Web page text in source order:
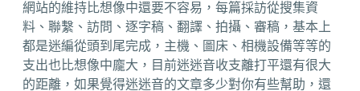
網站的維持比想像中還要不容易，每篇採訪從搜集資
料、聯繫、訪問、逐字稿、翻譯、拍攝、審稿，基本上
都是迷編從頭到尾完成，主機、圖床、相機設備等等的
支出也比想像中龐大，目前迷迷音收支離打平還有很大
的距離，如果覺得迷迷音的文章多少對你有些幫助，還